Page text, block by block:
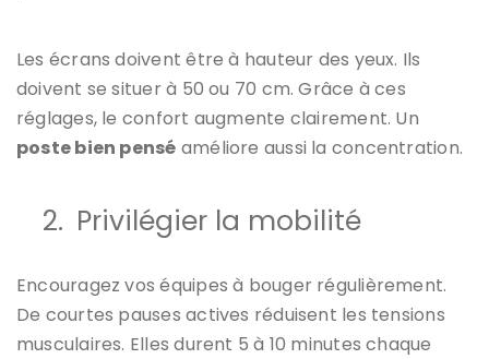
Les écrans doivent être à hauteur des yeux. Ils
doivent se situer à 50 ou 70 cm. Grâce à ces
réglages, le confort augmente clairement. Un
poste bien pensé améliore aussi la concentration.
2. Privilégier la mobilité
Encouragez vos équipes à bouger régulièrement.
De courtes pauses actives réduisent les tensions
musculaires. Elles durent 5 à 10 minutes chaque